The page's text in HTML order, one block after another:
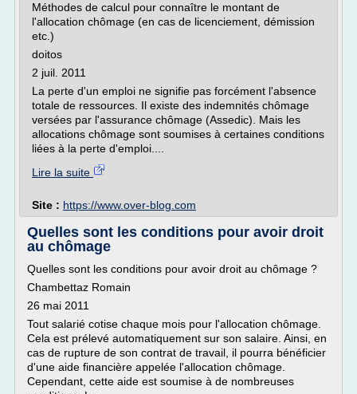
Méthodes de calcul pour connaître le montant de
l'allocation chômage (en cas de licenciement, démission
etc.)
doitos
2 juil. 2011
La perte d'un emploi ne signifie pas forcément l'absence
totale de ressources. Il existe des indemnités chômage
versées par l'assurance chômage (Assedic). Mais les
allocations chômage sont soumises à certaines conditions
liées à la perte d'emploi....
Lire la suite
Site : https://www.over-blog.com
Quelles sont les conditions pour avoir droit
au chômage
Quelles sont les conditions pour avoir droit au chômage ?
Chambettaz Romain
26 mai 2011
Tout salarié cotise chaque mois pour l'allocation chômage.
Cela est prélevé automatiquement sur son salaire. Ainsi, en
cas de rupture de son contrat de travail, il pourra bénéficier
d'une aide financière appelée l'allocation chômage.
Cependant, cette aide est soumise à de nombreuses